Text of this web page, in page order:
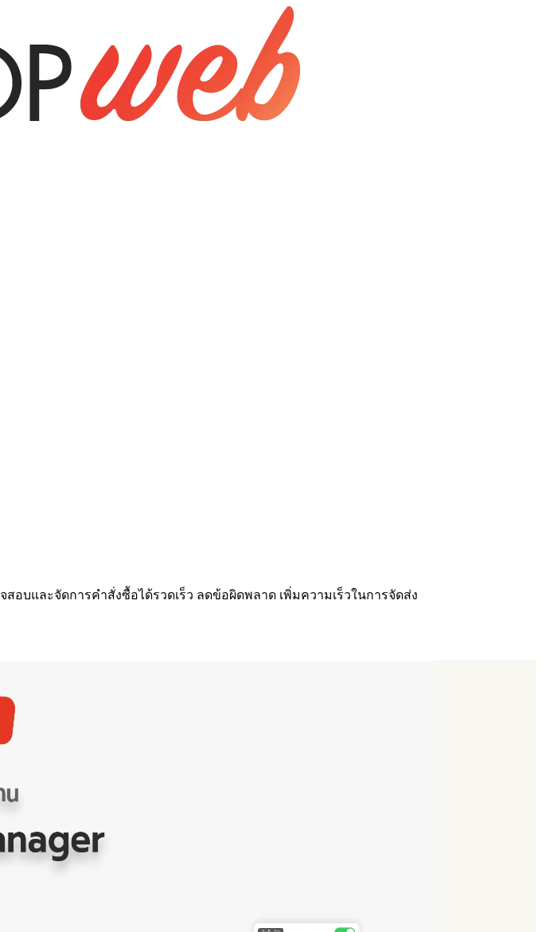
สอบและจัดการคำสั่งซื้อได้รวดเร็ว ลดข้อผิดพลาด เพิ่มความเร็วในการจัดส่ง